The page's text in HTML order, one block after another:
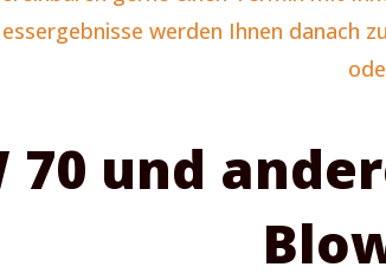
werden Ihnen
70 und